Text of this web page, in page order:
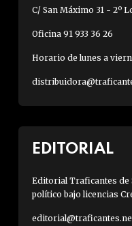
C/ San Máximo 31 - 2º
Oficina 91 933 36 26
Horario de lunes a
EDITORIAL
Editorial Traficantes de
político bajo licencias